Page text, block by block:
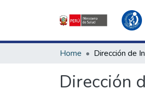
Home
Dirección